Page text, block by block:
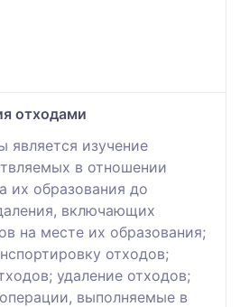
отходами
является изучение
в отношении
их образования до
включающих
на месте их образования;
отходов;
удаление отходов;
выполняемые в